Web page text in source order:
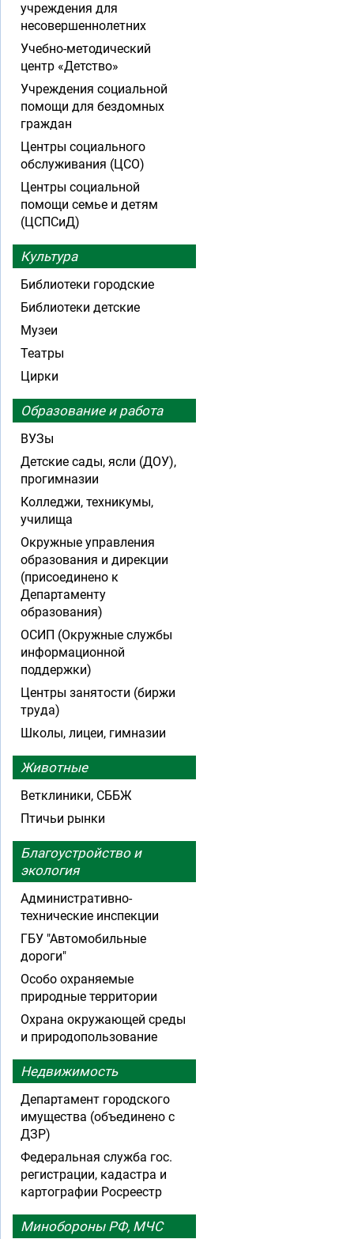
учреждения для
несовершеннолетних
Учебно-методический
центр «Детство»
Учреждения социальной
помощи для бездомных
граждан
Центры социального
обслуживания (ЦСО)
Центры социальной
помощи семье и детям
(ЦСПСиД)
Культура
Библиотеки городские
Библиотеки детские
Музеи
Театры
Цирки
Образование и работа
ВУЗы
Детские сады, ясли (ДОУ),
прогимназии
Колледжи, техникумы,
училища
Окружные управления
образования и дирекции
(присоединено к
Департаменту
образования)
ОСИП (Окружные службы
информационной
поддержки)
Центры занятости (биржи
труда)
Школы, лицеи, гимназии
Животные
Ветклиники, СББЖ
Птичьи рынки
Благоустройство и
экология
Административно-
технические инспекции
ГБУ "Автомобильные
дороги"
Особо охраняемые
природные территории
Охрана окружающей среды
и природопользование
Недвижимость
Департамент городского
имущества (объединено с
ДЗР)
Федеральная служба гос.
регистрации, кадастра и
картографии Росреестр
Минобороны РФ, МЧС